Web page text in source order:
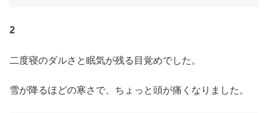
2
二度寝のダルさと眠気が残る目覚めでした。
雪が降るほどの寒さで、ちょっと頭が痛くなりました。